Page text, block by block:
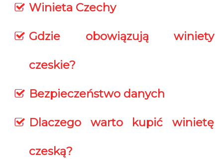
Winieta Czechy
Gdzie obowiązują winiety
czeskie?
Bezpieczeństwo danych
Dlaczego warto kupić winietę
czeską?